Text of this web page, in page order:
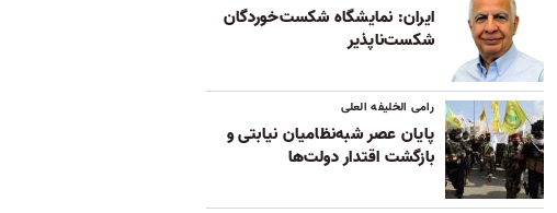
ایران: نمایشگاه شکست‌خوردگان
شکست‌ناپذیر
رامی الخلیفه العلی
پایان عصر شبه‌نظامیان نیابتی و
بازگشت اقتدار دولت‌ها